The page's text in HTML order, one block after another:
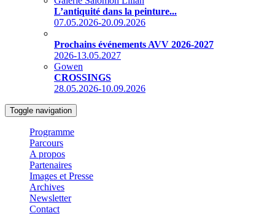
L’antiquité dans la peinture...
07.05.2026-20.09.2026
Prochains événements AVV 2026-2027
2026-13.05.2027
Gowen
CROSSINGS
28.05.2026-10.09.2026
Toggle navigation
Programme
Parcours
A propos
Partenaires
Images et Presse
Archives
Newsletter
Contact